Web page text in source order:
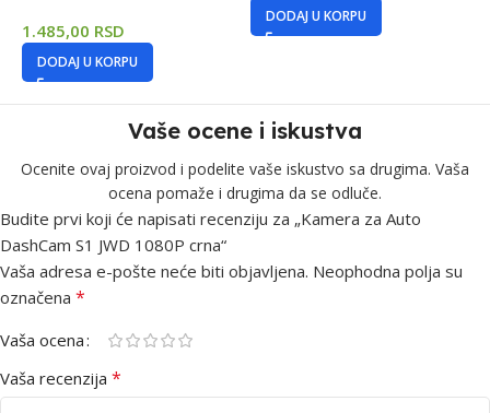
1.485,00 RSD
DODAJ U KORPU
DODAJ U KORPU
Vaše ocene i iskustva
Ocenite ovaj proizvod i podelite vaše iskustvo sa drugima. Vaša
ocena pomaže i drugima da se odluče.
Budite prvi koji će napisati recenziju za „Kamera za Auto
DashCam S1 JWD 1080P crna“
Vaša adresa e-pošte neće biti objavljena. Neophodna polja su
označena *
Vaša ocena
Vaša recenzija *